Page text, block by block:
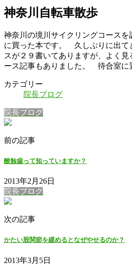
神奈川自転車散歩
神奈川の境川サイクリングコース
に買った本です。 久しぶりに出
スが２９書いてありますが、よく
ース記事もありました。 待合室に
カテゴリー
院長ブログ
院長ブログ
前の記事
酸蝕歯って知っていますか？
2013年2月26日
院長ブログ
次の記事
かたい股関節を緩めるとなぜやせるのか？
2013年3月5日